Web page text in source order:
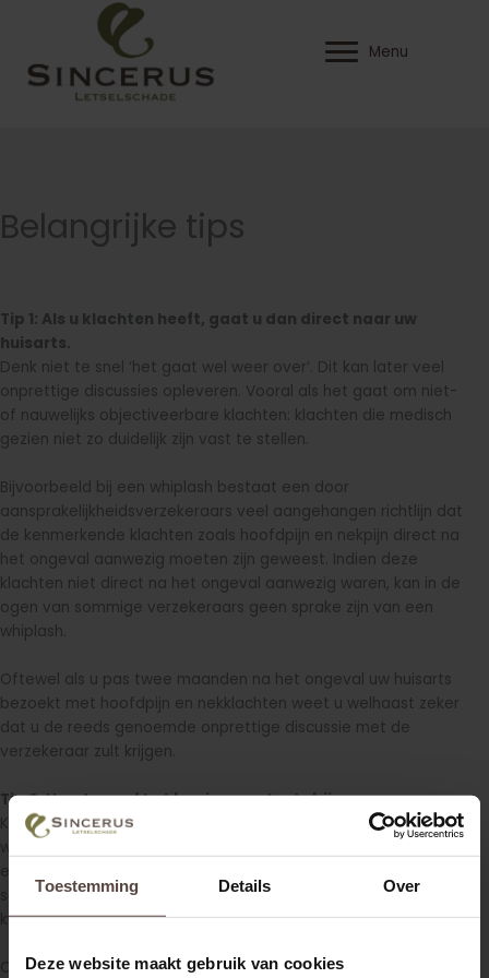
Toestemming Details Over
Deze website maakt gebruik van cookies
inhoud
Menu
Belangrijke tips
Tip 1: Als u klachten heeft, gaat u dan direct naar uw
huisarts.
Denk niet te snel ‘het gaat wel weer over’. Dit kan later veel
onprettige discussies opleveren. Vooral als het gaat om niet-
of nauwelijks objectiveerbare klachten: klachten die medisch
gezien niet zo duidelijk zijn vast te stellen.
Bijvoorbeeld bij een whiplash bestaat een door
aansprakelijkheidsverzekeraars veel aangehangen richtlijn dat
de kenmerkende klachten zoals hoofdpijn en nekpijn direct na
het ongeval aanwezig moeten zijn geweest. Indien deze
klachten niet direct na het ongeval aanwezig waren, kan in de
ogen van sommige verzekeraars geen sprake zijn van een
whiplash.
Oftewel als u pas twee maanden na het ongeval uw huisarts
bezoekt met hoofdpijn en nekklachten weet u welhaast zeker
dat u de reeds genoemde onprettige discussie met de
verzekeraar zult krijgen.
Tip 2: Houd vanaf het begin uw schade bij.
Kosten die u maakt, moeten door de aansprakelijke partij
worden betaald. De ervaring heeft geleerd dat het aanvragen
en verkrijgen van voorschotten eenvoudiger is indien de
schadeposten worden vergezeld van nota’s, facturen en/of
kwitanties.
Ook de gemaakte reiskosten in verband met